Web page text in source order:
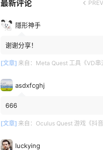
最新评论 PREV
隱形神手
谢谢分享！
[文章] 来自： Meta Quest 工具《VD串流工具》Virtual
asdxfcghj
666
[文章] 来自： Oculus Quest 游戏《抖音
luckying